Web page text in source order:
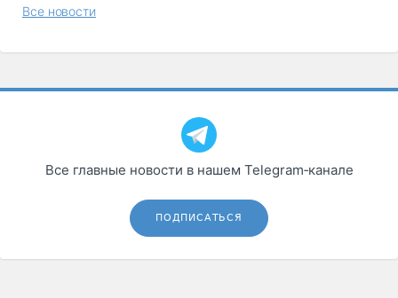
Все новости
Все главные новости в нашем Telegram‑канале
ПОДПИСАТЬСЯ